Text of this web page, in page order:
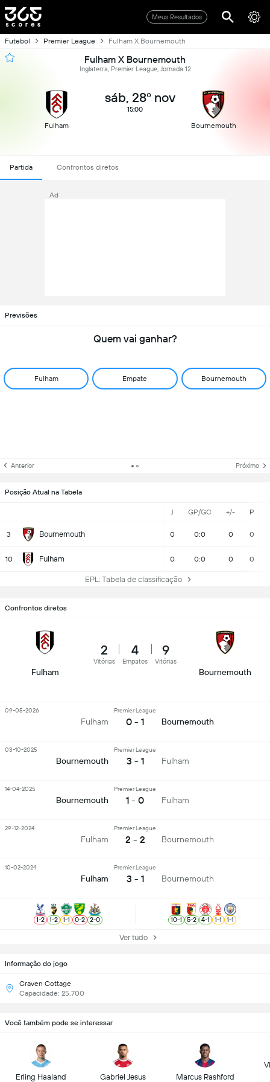
Meus Resultados
Futebol Premier League Fulham X Bournemouth
Fulham X Bournemouth
Inglaterra, Premier League, Jornada 12
Fulham
sáb, 28º nov
15:00
Bournemouth
Partida Confrontos diretos
Ad
Previsões
Quem vai ganhar?
Fulham Empate Bournemouth
Anterior Próximo
Posição Atual na Tabela
J GP/GC +/- P
3 Bournemouth 0 0:0 0 0
10 Fulham 0 0:0 0 0
EPL: Tabela de classificação
Informação do jogo
Craven Cottage
Capacidade: 25,700
Confrontos diretos
Fulham
2
Vitórias
4
Empates
9
Vitórias
Bournemouth
Fulham
Premier League
0 - 1 Bournemouth
09-05-2026
Bournemouth
Premier League
3 - 1 Fulham
03-10-2025
Bournemouth
Premier League
1 - 0 Fulham
14-04-2025
Fulham
Premier League
2 - 2 Bournemouth
29-12-2024
Fulham
Premier League
3 - 1 Bournemouth
10-02-2024
1-2 1-2 1-1 0-2 2-0 10-1 5-2 4-1 1-1 1-1
Ver tudo
Você também pode se interessar
Erling Haaland Gabriel Jesus Marcus Rashford